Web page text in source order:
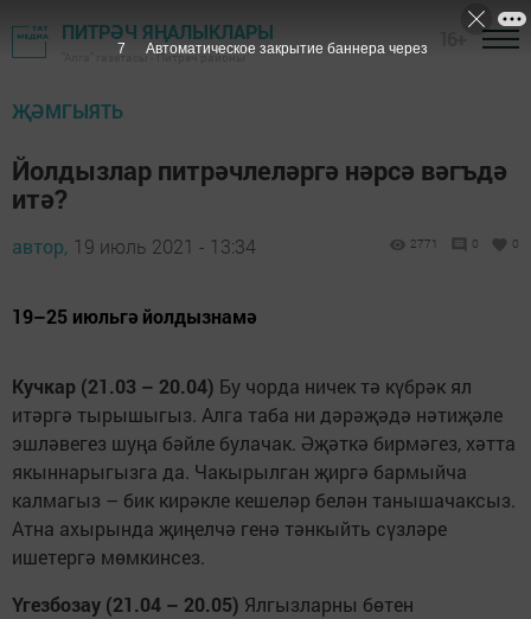
ПИТРӘЧ ЯҢАЛЫКЛАРЫ
"Алга" газетасы - Питрәч районы
ҖӘМГЫЯТЬ
Йолдызлар питрәчлеләргә нәрсә вәгъдә
итә?
автор, 19 июль 2021 - 13:34 2771 0 0
19–25 июльгә йолдызнамә
Кучкар (21.03 – 20.04) Бу чорда ничек тә күбрәк ял
итәргә тырышыгыз. Алга таба ни дәрәҗәдә нәтиҗәле
эшләвегез шуңа бәйле булачак. Әҗәткә бирмәгез, хәтта
якыннарыгызга да. Чакырылган җиргә бармыйча
калмагыз – бик кирәкле кешеләр белән танышачаксыз.
Атна ахырында җиңелчә генә тәнкыйть сүзләре
ишетергә мөмкинсез.
Үгезбозау (21.04 – 20.05) Ялгызларны бөтен
7 Автоматическое закрытие баннера через